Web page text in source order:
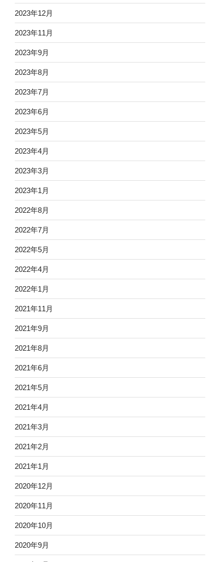
2023年12月
2023年11月
2023年9月
2023年8月
2023年7月
2023年6月
2023年5月
2023年4月
2023年3月
2023年1月
2022年8月
2022年7月
2022年5月
2022年4月
2022年1月
2021年11月
2021年9月
2021年8月
2021年6月
2021年5月
2021年4月
2021年3月
2021年2月
2021年1月
2020年12月
2020年11月
2020年10月
2020年9月